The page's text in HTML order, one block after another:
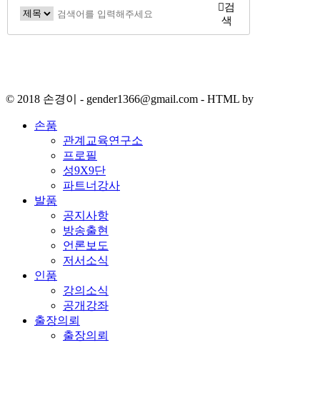
검
색
© 2018 손경이 - gender1366@gmail.com - HTML by
손품
관계교육연구소
프로필
성9X9단
파트너강사
발품
공지사항
방송출현
언론보도
저서소식
인품
강의소식
공개강좌
출장의뢰
출장의뢰